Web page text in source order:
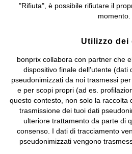
"Rifiuta", è possibile rifiutare il
momento.
Utilizzo dei
bonprix collabora con partner che
dispositivo finale dell'utente (dati
pseudonimizzati da noi trasmessi
e per scopi propri (ad es.
questo contesto, non solo la raccolta
trasmissione dei tuoi dati
ulteriore trattamento da parte di
consenso. I dati di tracciamento
pseudonimizzati vengono